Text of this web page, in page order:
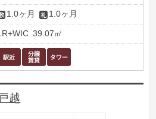
1.0ヶ月 1.0ヶ月
39.07㎡
越